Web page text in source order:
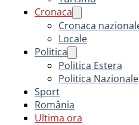
Cronaca
Cronaca
Locale
Politica
Politica Estera
Politica Nazionale
Sport
România
Ultima ora